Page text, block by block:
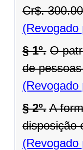
Cr$.
(Revogado
§ 1º. O
de
(Revogado
§ 2º. A
disposição
(Revogado